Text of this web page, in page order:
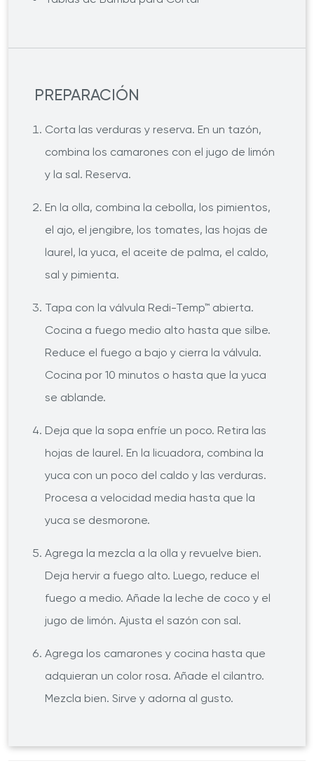
PREPARACIÓN
Corta las verduras y reserva. En un tazón,
combina los camarones con el jugo de limón
y la sal. Reserva.
En la olla, combina la cebolla, los pimientos,
el ajo, el jengibre, los tomates, las hojas de
laurel, la yuca, el aceite de palma, el caldo,
sal y pimienta.
Tapa con la válvula Redi-Temp™ abierta.
Cocina a fuego medio alto hasta que silbe.
Reduce el fuego a bajo y cierra la válvula.
Cocina por 10 minutos o hasta que la yuca
se ablande.
Deja que la sopa enfríe un poco. Retira las
hojas de laurel. En la licuadora, combina la
yuca con un poco del caldo y las verduras.
Procesa a velocidad media hasta que la
yuca se desmorone.
Agrega la mezcla a la olla y revuelve bien.
Deja hervir a fuego alto. Luego, reduce el
fuego a medio. Añade la leche de coco y el
jugo de limón. Ajusta el sazón con sal.
Agrega los camarones y cocina hasta que
adquieran un color rosa. Añade el cilantro.
Mezcla bien. Sirve y adorna al gusto.